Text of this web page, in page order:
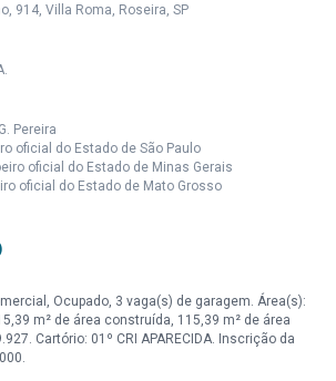
914, Villa Roma, Roseira, SP
Pereira
oficial do Estado de São Paulo
oficial do Estado de Minas Gerais
oficial do Estado de Mato Grosso
Ocupado, 3 vaga(s) de garagem. Área(s):
m² de área construída, 115,39 m² de área
Cartório: 01º CRI APARECIDA. Inscrição da